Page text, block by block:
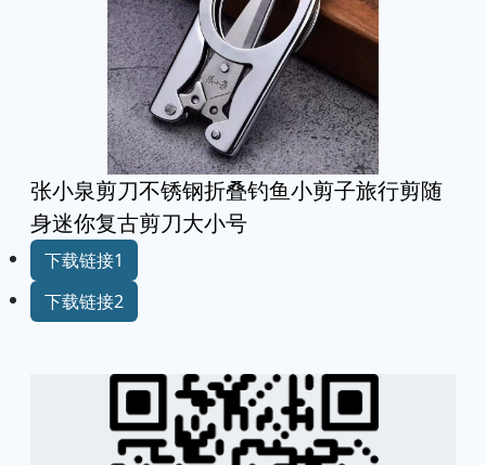
张小泉剪刀不锈钢折叠钓鱼小剪子旅行剪随
身迷你复古剪刀大小号
下载链接1
下载链接2